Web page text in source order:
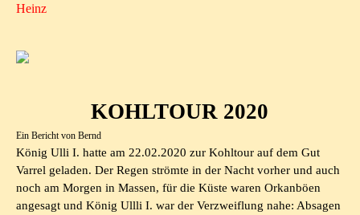
Heinz
KOHLTOUR 2020
Ein Bericht von Bernd
König Ulli I. hatte am 22.02.2020 zur Kohltour auf dem Gut
Varrel geladen. Der Regen strömte in der Nacht vorher und auch
noch am Morgen in Massen, für die Küste waren Orkanböen
angesagt und König Ullli I. war der Verzweiflung nahe: Absagen